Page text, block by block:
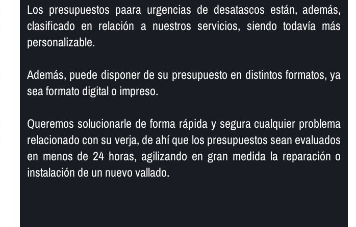
Los presupuestos paara urgencias de desatascos están, además,
clasificado en relación a nuestros servicios, siendo todaví­a más
personalizable.
Además, puede disponer de su presupuesto en distintos formatos, ya
sea formato digital o impreso.
Queremos solucionarle de forma rápida y segura cualquier problema
relacionado con su verja, de ahí­ que los presupuestos sean evaluados
en menos de 24 horas, agilizando en gran medida la reparación o
instalación de un nuevo vallado.